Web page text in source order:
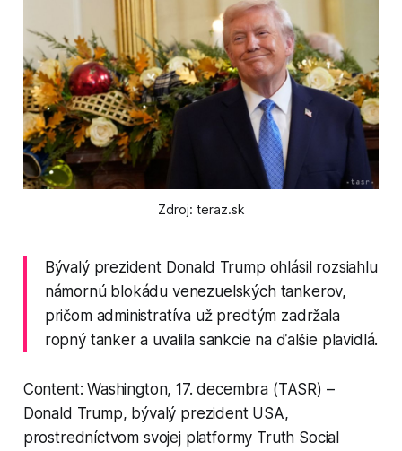
Zdroj: teraz.sk
Bývalý prezident Donald Trump ohlásil rozsiahlu
námornú blokádu venezuelských tankerov,
pričom administratíva už predtým zadržala
ropný tanker a uvalila sankcie na ďalšie plavidlá.
Content: Washington, 17. decembra (TASR) –
Donald Trump, bývalý prezident USA,
prostredníctvom svojej platformy Truth Social